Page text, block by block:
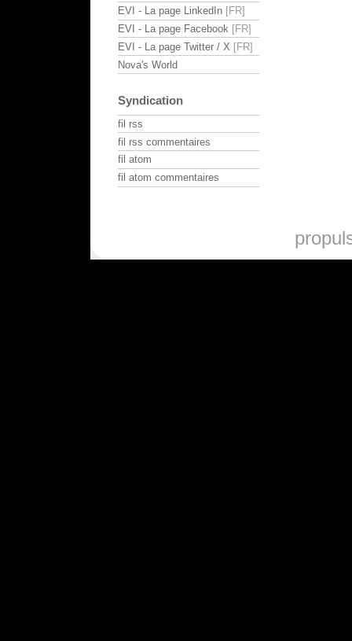
EVI - La page LinkedIn
EVI - La page Facebook
EVI - La page Twitter / X
Nova's World
Syndication
fil rss
fil rss commentaires
fil atom
fil atom commentaires